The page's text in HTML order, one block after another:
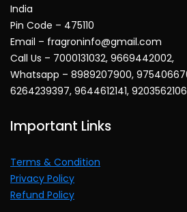
India
Pin Code – 475110
Email – fragroninfo@gmail.com
Call Us – 7000131032, 9669442002,
Whatsapp – 8989207900,
6264239397, 9644612141, 9203562106
Important Links
Terms & Condition
Privacy Policy
Refund Policy